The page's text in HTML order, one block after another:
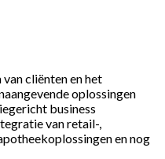
cliënten en het
oplossingen
business
van retail-,
en nog